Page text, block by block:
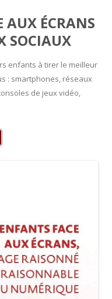
AUX ÉCRANS
SOCIAUX
enfants à tirer le meilleur
: smartphones, réseaux
de jeux vidéo,